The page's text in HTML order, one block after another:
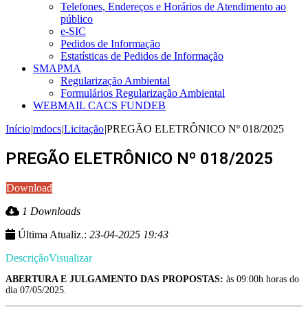
Telefones, Endereços e Horários de Atendimento ao
público
e-SIC
Pedidos de Informação
Estatísticas de Pedidos de Informação
SMAPMA
Regularização Ambiental
Formulários Regularização Ambiental
WEBMAIL CACS FUNDEB
Início|mdocs|Licitação|PREGÃO ELETRÔNICO Nº 018/2025
PREGÃO ELETRÔNICO Nº 018/2025
Download
1 Downloads
Última Atualiz.: 23-04-2025 19:43
DescriçãoVisualizar
ABERTURA E JULGAMENTO DAS PROPOSTAS: às 09:00h horas do
dia 07/05/2025.